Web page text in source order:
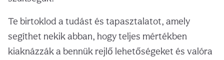
Te birtoklod a tudást és tapasztalatot, amely
segíthet nekik abban, hogy teljes mértékben
kiaknázzák a bennük rejlő lehetőségeket és valóra